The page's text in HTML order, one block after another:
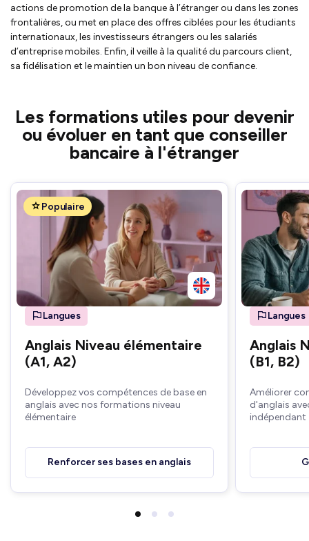
actions de promotion de la banque à l’étranger ou dans les zones
frontalières, ou met en place des offres ciblées pour les étudiants
internationaux, les investisseurs étrangers ou les salariés
d’entreprise mobiles. Enfin, il veille à la qualité du parcours client,
sa fidélisation et le maintien un bon niveau de confiance.
Les formations utiles pour devenir
ou évoluer en tant que conseiller
bancaire à l'étranger
Populaire
Langues
Anglais Niveau élémentaire
(A1, A2)
Développez vos compétences de base en
anglais avec nos formations niveau
élémentaire
Renforcer ses bases en anglais
Langues
Anglais
(B1, B2)
Améliorer
d'anglais
indépendant